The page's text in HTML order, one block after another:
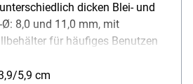
dicken Blei- und
8,0 und 11,0 mm, mit
für häufiges Benutzen
Maße (Ø/H):
5,9 cm